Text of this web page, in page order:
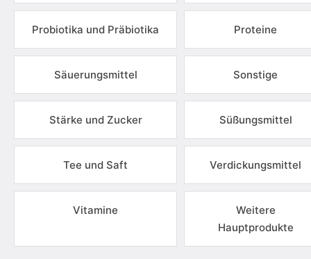
Probiotika und Präbiotika Proteine
Säuerungsmittel Sonstige
Stärke und Zucker Süßungsmittel
Tee und Saft Verdickungsmittel
Vitamine
Weitere
Hauptprodukte